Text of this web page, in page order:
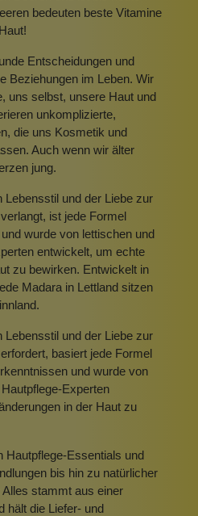
bedeuten beste Vitamine
Entscheidungen und
Beziehungen im Leben. Wir
uns selbst, unsere Haut und
unkomplizierte,
die uns Kosmetik und
Auch wenn wir älter
jung.
und der Liebe zur
ist jede Formel
wurde von lettischen und
entwickelt, um echte
zu bewirken. Entwickelt in
Madara in Lettland sitzen
und der Liebe zur
basiert jede Formel
und wurde von
Experten
in der Haut zu
Hautpflege-Essentials und
bis hin zu natürlicher
stammt aus einer
hält die Liefer- und